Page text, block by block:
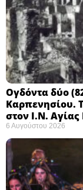
Ογδόντα δύο
Καρπενησίου.
στον Ι.Ν.
6 Αυγούστου 2026